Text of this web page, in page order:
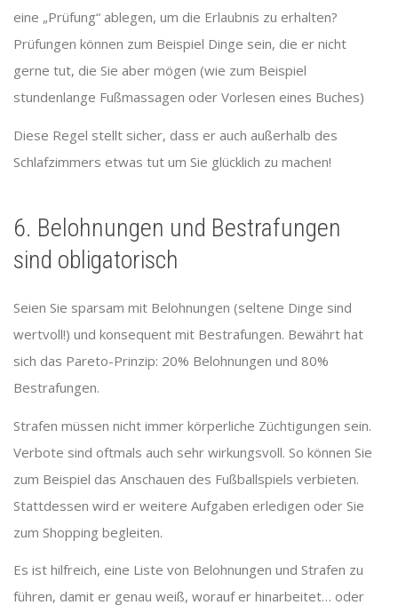
eine „Prüfung“ ablegen, um die Erlaubnis zu erhalten?
Prüfungen können zum Beispiel Dinge sein, die er nicht
gerne tut, die Sie aber mögen (wie zum Beispiel
stundenlange Fußmassagen oder Vorlesen eines Buches)
Diese Regel stellt sicher, dass er auch außerhalb des
Schlafzimmers etwas tut um Sie glücklich zu machen!
6. Belohnungen und Bestrafungen
sind obligatorisch
Seien Sie sparsam mit Belohnungen (seltene Dinge sind
wertvoll!) und konsequent mit Bestrafungen. Bewährt hat
sich das Pareto-Prinzip: 20% Belohnungen und 80%
Bestrafungen.
Strafen müssen nicht immer körperliche Züchtigungen sein.
Verbote sind oftmals auch sehr wirkungsvoll. So können Sie
zum Beispiel das Anschauen des Fußballspiels verbieten.
Stattdessen wird er weitere Aufgaben erledigen oder Sie
zum Shopping begleiten.
Es ist hilfreich, eine Liste von Belohnungen und Strafen zu
führen, damit er genau weiß, worauf er hinarbeitet… oder